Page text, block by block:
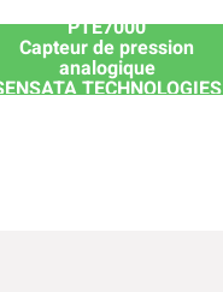
PTE7000
Capteur de pression
analogique
TECHNOLOGIES